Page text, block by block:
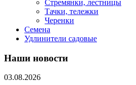
Стремянки, лестницы
Тачки, тележки
Черенки
Семена
Удлинители садовые
Наши новости
03.08.2026